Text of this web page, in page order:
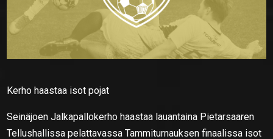
Kerho haastaa isot pojat
Seinäjoen Jalkapallokerho haastaa lauantaina Pietarsaaren
Tellushallissa pelattavassa Tammiturnauksen finaalissa isot